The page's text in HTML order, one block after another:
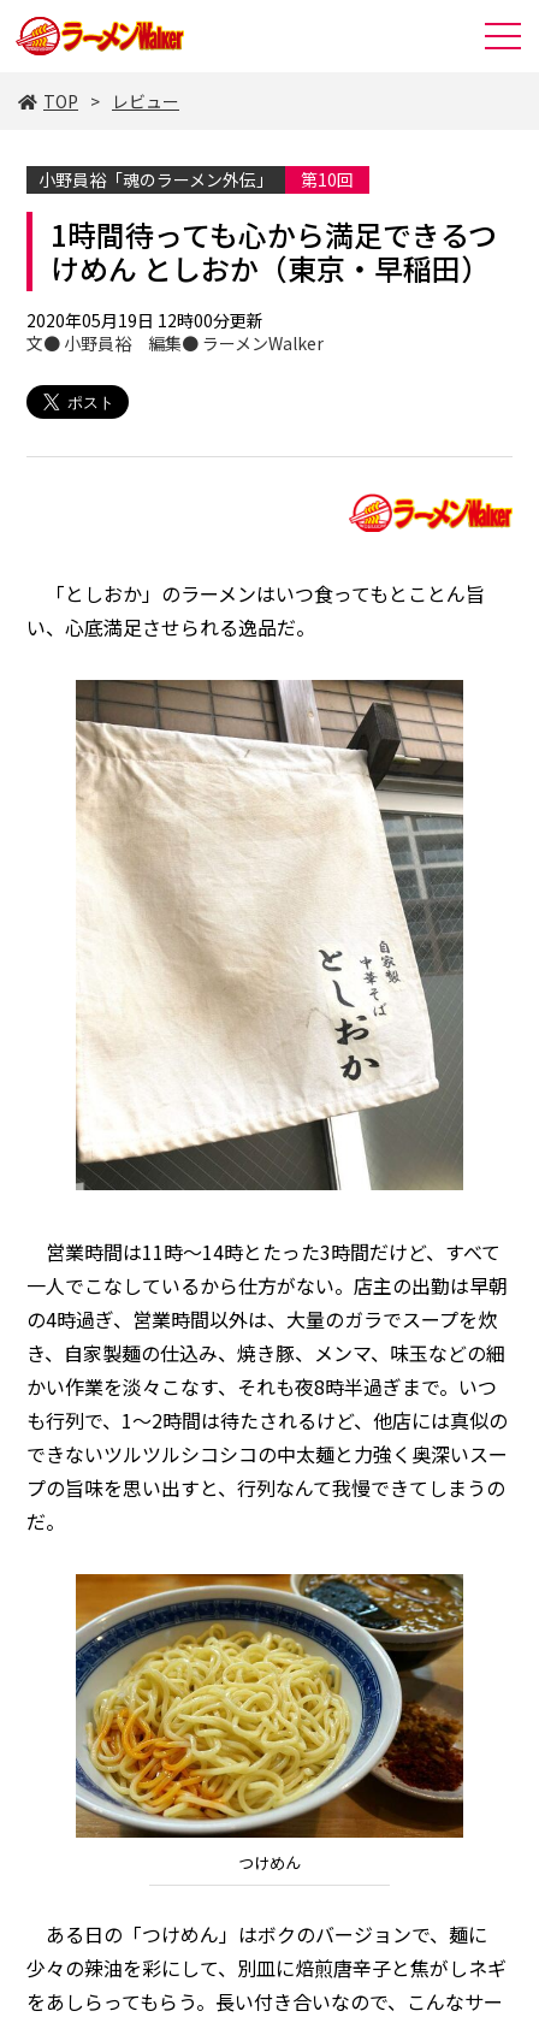
TOP レビュー
小野員裕「魂のラーメン外伝」 第10回
1時間待っても心から満足できるつ
けめん としおか（東京・早稲田）
2020年05月19日 12時00分更新
文● 小野員裕 編集● ラーメンWalker
「としおか」のラーメンはいつ食ってもとことん旨
い、心底満足させられる逸品だ。
営業時間は11時～14時とたった3時間だけど、すべて
一人でこなしているから仕方がない。店主の出勤は早朝
の4時過ぎ、営業時間以外は、大量のガラでスープを炊
き、自家製麺の仕込み、焼き豚、メンマ、味玉などの細
かい作業を淡々こなす、それも夜8時半過ぎまで。いつ
も行列で、1〜2時間は待たされるけど、他店には真似の
できないツルツルシコシコの中太麺と力強く奥深いスー
プの旨味を思い出すと、行列なんて我慢できてしまうの
だ。
つけめん
ある日の「つけめん」はボクのバージョンで、麺に
少々の辣油を彩にして、別皿に焙煎唐辛子と焦がしネギ
をあしらってもらう。長い付き合いなので、こんなサー